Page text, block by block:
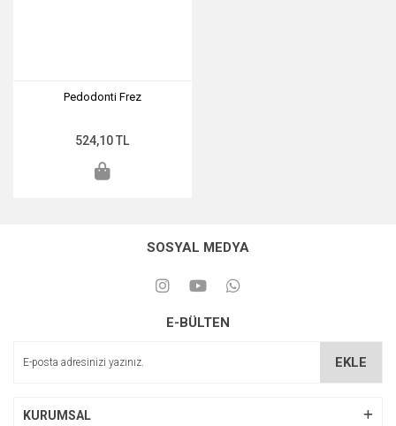
Pedodonti Frez
524,10 TL
SOSYAL MEDYA
E-BÜLTEN
EKLE
KURUMSAL